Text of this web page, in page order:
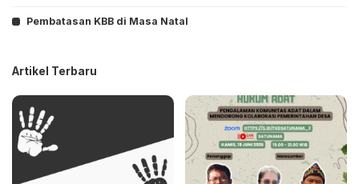
Pembatasan KBB di Masa Natal
Artikel Terbaru